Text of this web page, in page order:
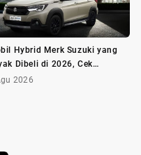
Hybrid Merk Suzuki yang
Dibeli di 2026, Cek
2026